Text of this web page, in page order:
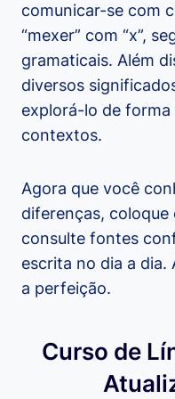
comunicar-se com
“mexer” com “x”,
gramaticais. Além
diversos
explorá-lo de
contextos.
Agora que você
diferenças, coloque
consulte fontes
escrita no dia a dia.
a perfeição.
Curso de